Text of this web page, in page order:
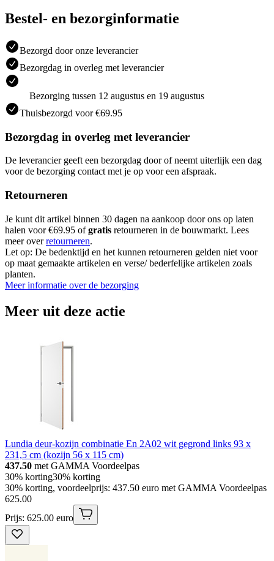
Bestel- en bezorginformatie
Bezorgd door onze leverancier
Bezorgdag in overleg met leverancier
Bezorging tussen 12 augustus en 19 augustus
Thuisbezorgd voor €69.95
Bezorgdag in overleg met leverancier
De leverancier geeft een bezorgdag door of neemt uiterlijk een dag
voor de bezorging contact met je op voor een afspraak.
Retourneren
Je kunt dit artikel binnen 30 dagen na aankoop door ons op laten
halen voor €69.95 ofgratis retourneren in de bouwmarkt. Lees
meer overretourneren.
Let op: De bedenktijd en het kunnen retourneren gelden niet voor
op maat gemaakte artikelen en verse/ bederfelijke artikelen zoals
planten.
Meer informatie over de bezorging
Meer uit deze actie
Lundia deur-kozijn combinatie En 2A02 wit gegrond links 93 x
231,5 cm (kozijn 56 x 115 cm)
437.50 met GAMMA Voordeelpas
30% korting30% korting
30% korting, voordeelprijs: 437.50 euro met GAMMA Voordeelpas
625.00
Prijs: 625.00 euro